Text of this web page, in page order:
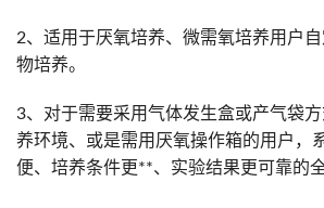
2、适用于厌氧培养、微需氧培养用户
物培养。
3、对于需要采用气体发生盒或产气袋
养环境、或是需用厌氧操作箱的用户，
便、培养条件更**、实验结果更可靠的全